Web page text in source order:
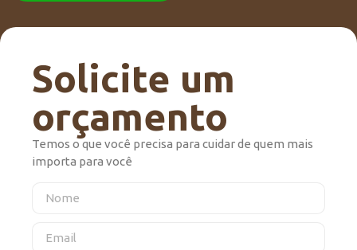
Solicite um
orçamento
Temos o que você precisa para cuidar de quem mais
importa para você